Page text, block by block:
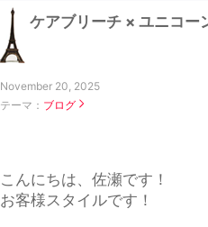
ケアブリーチ × ユニコー
November 20, 2025
テーマ： ブログ
こんにちは、佐瀬です！
お客様スタイルです！